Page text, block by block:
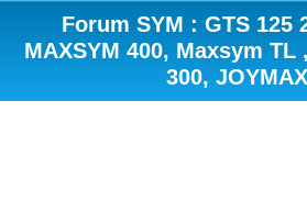
Forum SYM : GTS 125
MAXSYM 400, Maxsym TL
300,